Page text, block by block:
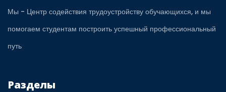
Мы - Центр содействия трудоустройству обучающихся, и мы
помогаем студентам построить успешный профессиональный
путь
Разделы